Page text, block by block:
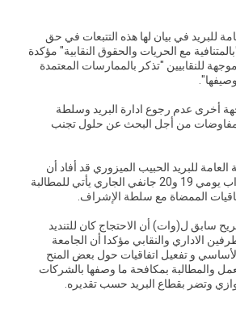
للبريد في بيان لها هذه التتبعات في حق
مع الحريات والحقوق النقابية" مؤكدة
للنقابيين "تذكر بالممارسات المعتمدة
أخرى عدم رجوع ادارة البريد وسلطة
من أجل البحث عن حلول تجنب
للبريد الحبيب الميزوري قد أفاد أن
تنفيذ قطاع البريد لإضراب يومي 19 و20 جانفي الجاري يأتي للمطالبة
الممضاة مع سلطة الإشراف.
سابق ل(وات) أن الاحتجاج كان للتنديد
الاداري والنقابي مؤكدا أن الجامعة
و تفعيل اتفاقيات حول بعض المنح
والمطالبة بمكافحة ما وصفها بالشركات
وتضر بقطاع البريد حسب تقديره.